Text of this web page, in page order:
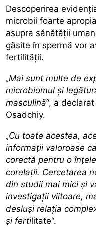
Descoperirea
microbii foarte
asupra sănătății
găsite în spermă vor
fertilității.
„Mai sunt multe de
microbiomul și
masculină“, a
Osadchiy.
„Cu toate acestea,
informații valoroase
corectă pentru o
corelații. Cercetarea
din studii mai mici și
investigații viitoare,
desluși relația
și fertilitate“.